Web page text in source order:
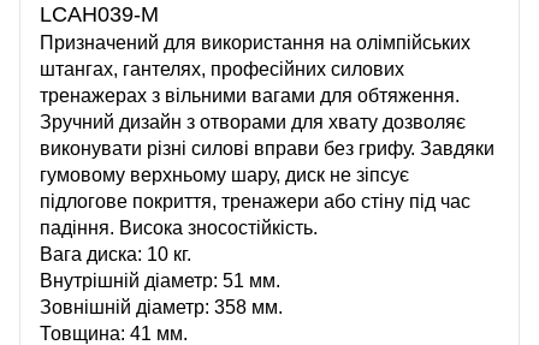
LCAH039-M
Призначений для використання на олімпійських
штангах, гантелях, професійних силових
тренажерах з вільними вагами для обтяження.
Зручний дизайн з отворами для хвату дозволяє
виконувати різні силові вправи без грифу. Завдяки
гумовому верхньому шару, диск не зіпсує
підлогове покриття, тренажери або стіну під час
падіння. Висока зносостійкість.
Вага диска: 10 кг.
Внутрішній діаметр: 51 мм.
Зовнішній діаметр: 358 мм.
Товщина: 41 мм.